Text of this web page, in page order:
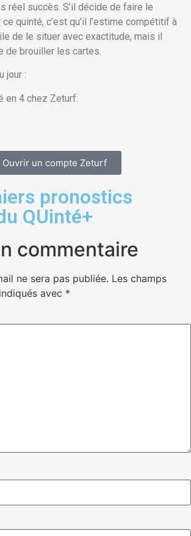
réel succès. S’il décide de faire le
quinté, c’est qu’il l’estime compétitif à
de le situer avec exactitude, mais il
de brouiller les cartes.
jour :
en 4 chez Zeturf:
Ouvrir un compte Zeturf
pronostics
QUinté+
commentaire
ne sera pas publiée. Les champs
avec *